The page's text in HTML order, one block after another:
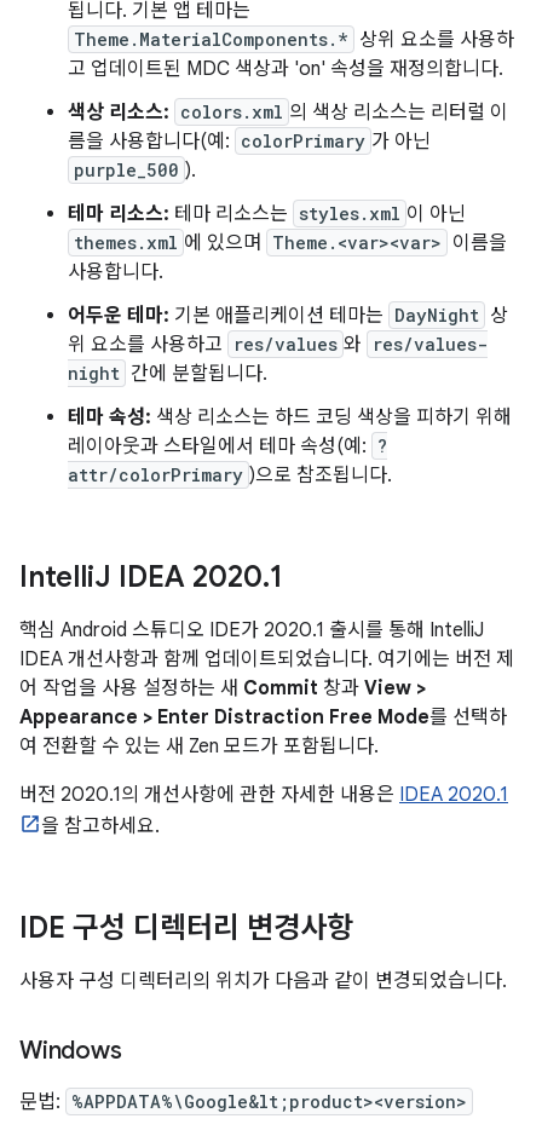
됩니다. 기본 앱 테마는
Theme.MaterialComponents.* 상위 요소를 사용하
고 업데이트된 MDC 색상과 'on' 속성을 재정의합니다.
색상 리소스: colors.xml 의 색상 리소스는 리터럴 이
름을 사용합니다(예: colorPrimary 가 아닌
purple_500 ).
테마 리소스: 테마 리소스는 styles.xml 이 아닌
themes.xml 에 있으며 Theme.<var><var> 이름을
사용합니다.
어두운 테마: 기본 애플리케이션 테마는 DayNight 상
위 요소를 사용하고
res/values 와
res/values-
night 간에 분할됩니다.
테마 속성: 색상 리소스는 하드 코딩 색상을 피하기 위해
레이아웃과 스타일에서 테마 속성(예: ?
attr/colorPrimary )으로 참조됩니다.
IntelliJ IDEA 2020.1
핵심 Android 스튜디오 IDE가 2020.1 출시를 통해 IntelliJ
IDEA 개선사항과 함께 업데이트되었습니다. 여기에는 버전 제
어 작업을 사용 설정하는 새 Commit 창과 View >
Appearance > Enter Distraction Free Mode를 선택하
여 전환할 수 있는 새 Zen 모드가 포함됩니다.
버전 2020.1의 개선사항에 관한 자세한 내용은 IDEA 2020.1
을 참고하세요.
IDE 구성 디렉터리 변경사항
사용자 구성 디렉터리의 위치가 다음과 같이 변경되었습니다.
Windows
문법: %APPDATA%\Google&lt;product><version>